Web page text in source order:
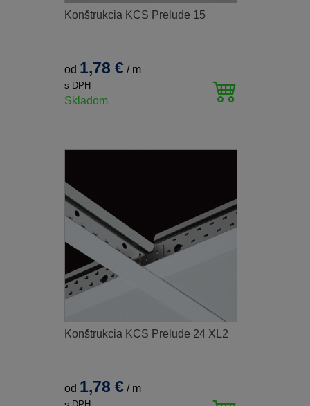
Konštrukcia KCS Prelude 15
od 1,78 € / m
s DPH
Skladom
Konštrukcia KCS Prelude 24 XL2
od 1,78 € / m